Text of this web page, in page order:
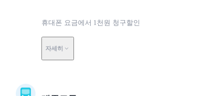
휴대폰 요금에서 1천원 청구할인
자세히